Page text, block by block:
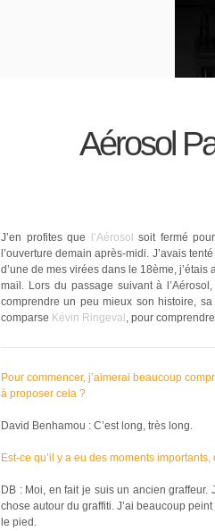
Aérosol
J’en profites que l’Aérosol
soit fermé
l’ouverture demain après-midi. J’avais
d’une de mes virées dans le 18ème,
mail. Lors du passage suivant à
comprendre un peu mieux son histoire,
comparse Kévin Ringeval , pour
Pour commencer, j’aimerai beaucoup
à proposer cela ?
David Benhamou : C’est long, très long.
Est-ce qu’il y a eu des moments
DB : Moi, en fait je suis un ancien
chose autour du graffiti. J’ai beaucoup
le pied.